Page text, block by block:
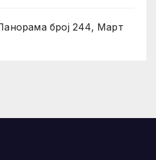
број 244, Март